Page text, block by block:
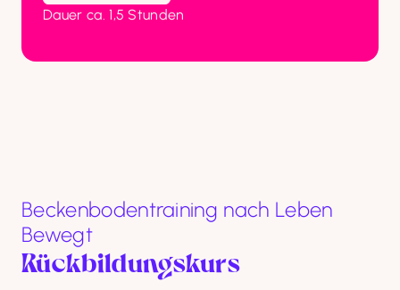
Dauer ca. 1,5 Stunden
Beckenbodentraining nach Leben
Bewegt
Rückbildungskurs